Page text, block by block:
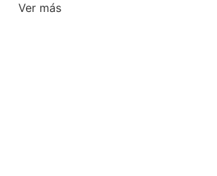
Ver más